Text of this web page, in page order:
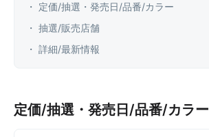
・ 定価/抽選・発売日/品番/カラー
・ 抽選/販売店舗
・ 詳細/最新情報
定価/抽選・発売日/品番/カラー